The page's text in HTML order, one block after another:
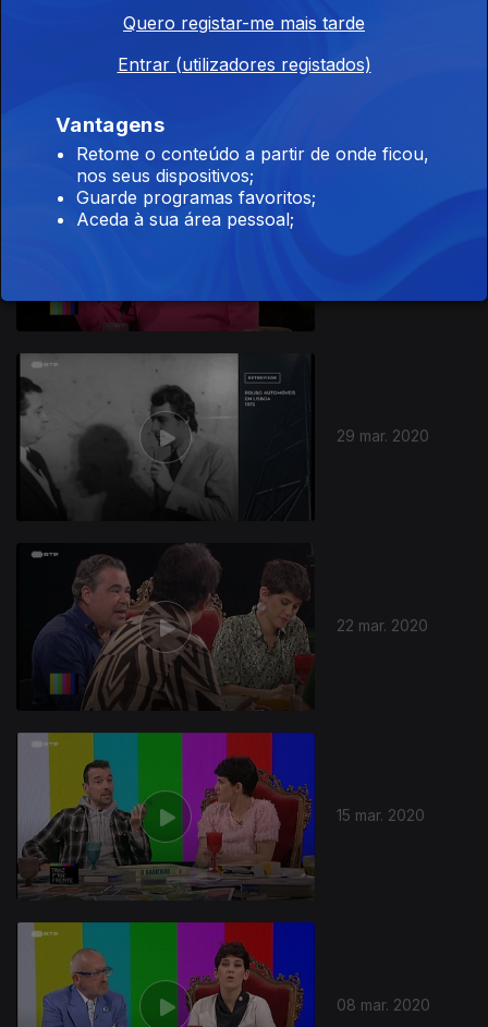
Ep. 15
29 mar. 2020
22 mar. 2020
15 mar. 2020
461957
08 mar. 2020
Quero registar-me mais tarde
Entrar (utilizadores registados)
Vantagens
Retome o conteúdo a partir de onde ficou,
nos seus dispositivos;
Guarde programas favoritos;
Aceda à sua área pessoal;